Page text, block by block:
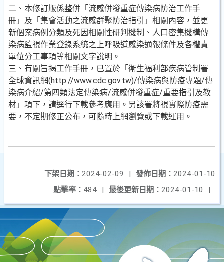
二、本修訂版係整併「流感併發重症傳染病防治工作手
冊」及「集會活動之流感群聚防治指引」相關內容，並更
新個案病例分類及死因相關性研判機制、人口密集機構傳
染病監視作業登錄系統之上呼吸道感染通報條件及各權責
單位分工事項等相關文字說明。
三、有關旨揭工作手冊，已置於「衛生福利部疾病管制署
全球資訊網(http://www.cdc.gov.tw)/傳染病與防疫專題/傳
染病介紹/第四類法定傳染病/流感併發重症/重要指引及教
材」項下，請逕行下載參考應用。另該署將視實際防疫需
要，不定期修正公布，可隨時上網瀏覽或下載運用。
發佈日期： 2024-01-10
下架日期： 2024-02-09
|
最後更新日期： 2024-01-10 |
點擊率： 484 |